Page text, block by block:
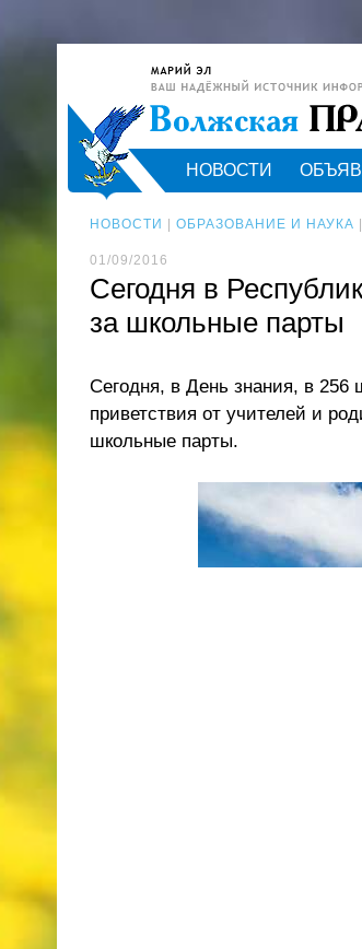
НОВОСТИ
НОВОСТИ ОБРАЗОВАНИЕ И НАУКА
01/09/2016
Сегодня в
за школьные парты
Сегодня, в День знания, в 256
приветствия от учителей и
школьные парты.